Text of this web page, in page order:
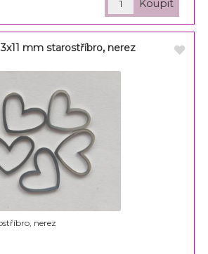
mm starostříbro, nerez
nerez